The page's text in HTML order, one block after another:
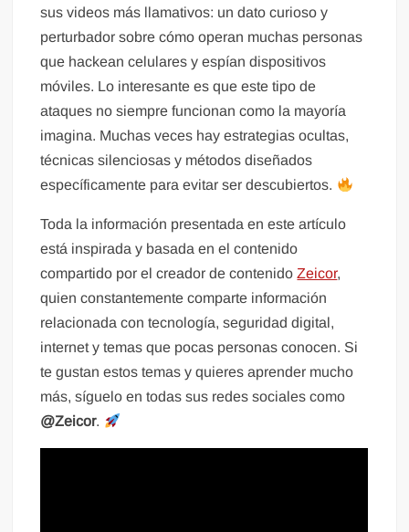
sus videos más llamativos: un dato curioso y
perturbador sobre cómo operan muchas personas
que hackean celulares y espían dispositivos
móviles. Lo interesante es que este tipo de
ataques no siempre funcionan como la mayoría
imagina. Muchas veces hay estrategias ocultas,
técnicas silenciosas y métodos diseñados
específicamente para evitar ser descubiertos.
Toda la información presentada en este artículo
está inspirada y basada en el contenido
compartido por el creador de contenidoZeicor,
quien constantemente comparte información
relacionada con tecnología, seguridad digital,
internet y temas que pocas personas conocen. Si
te gustan estos temas y quieres aprender mucho
más, síguelo en todas sus redes sociales como
@Zeicor.